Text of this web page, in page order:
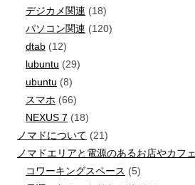
デジカメ関連 (18)
パソコン関連 (120)
dtab (12)
lubuntu (29)
ubuntu (8)
スマホ (66)
NEXUS 7 (18)
ノマドについて (21)
ノマドエリアと電源のあるお店やカフェ
コワーキングスペース (5)